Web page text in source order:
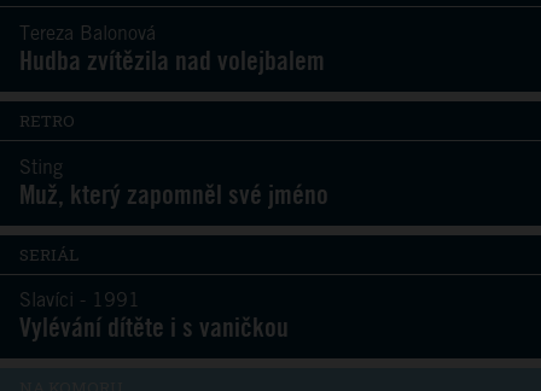
Tereza Balonová
Hudba zvítězila nad volejbalem
RETRO
Sting
Muž, který zapomněl své jméno
SERIÁL
Slavíci - 1991
Vylévání dítěte i s vaničkou